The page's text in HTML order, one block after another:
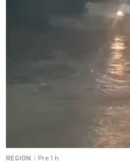
REGION Pre 1 h